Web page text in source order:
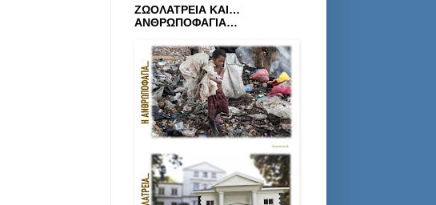
ΖΩΟΛΑΤΡΕΙΑ ΚΑΙ…
ΑΝΘΡΩΠΟΦΑΓΙΑ…